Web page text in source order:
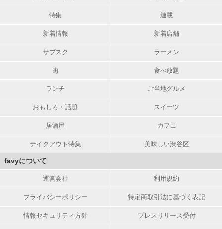
特集 連載
新着情報 新着店舗
サブスク ラーメン
肉 食べ放題
ランチ ご当地グルメ
おもしろ・話題 スイーツ
居酒屋 カフェ
テイクアウト特集 美味しい渋谷区
favyについて
運営会社 利用規約
プライバシーポリシー 特定商取引法に基づく表記
情報セキュリティ方針 プレスリリース受付